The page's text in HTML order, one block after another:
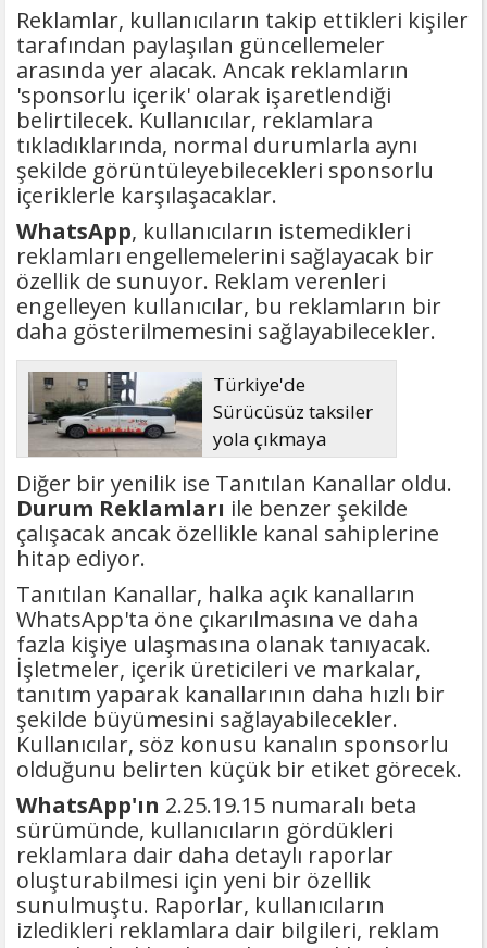
Reklamlar, kullanıcıların takip ettikleri kişiler
tarafından paylaşılan güncellemeler
arasında yer alacak. Ancak reklamların
'sponsorlu içerik' olarak işaretlendiği
belirtilecek. Kullanıcılar, reklamlara
tıkladıklarında, normal durumlarla aynı
şekilde görüntüleyebilecekleri sponsorlu
içeriklerle karşılaşacaklar.
WhatsApp, kullanıcıların istemedikleri
reklamları engellemelerini sağlayacak bir
özellik de sunuyor. Reklam verenleri
engelleyen kullanıcılar, bu reklamların bir
daha gösterilmemesini sağlayabilecekler.
Türkiye'de
Sürücüsüz taksiler
yola çıkmaya
hazırlanıyor
Diğer bir yenilik ise Tanıtılan Kanallar oldu.
Durum Reklamları ile benzer şekilde
çalışacak ancak özellikle kanal sahiplerine
hitap ediyor.
Tanıtılan Kanallar, halka açık kanalların
WhatsApp'ta öne çıkarılmasına ve daha
fazla kişiye ulaşmasına olanak tanıyacak.
İşletmeler, içerik üreticileri ve markalar,
tanıtım yaparak kanallarının daha hızlı bir
şekilde büyümesini sağlayabilecekler.
Kullanıcılar, söz konusu kanalın sponsorlu
olduğunu belirten küçük bir etiket görecek.
WhatsApp'ın 2.25.19.15 numaralı beta
sürümünde, kullanıcıların gördükleri
reklamlara dair daha detaylı raporlar
oluşturabilmesi için yeni bir özellik
sunulmuştu. Raporlar, kullanıcıların
izledikleri reklamlara dair bilgileri, reklam